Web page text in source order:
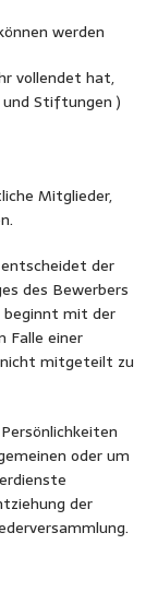
werden
vollendet hat,
und Stiftungen )
Mitglieder,
der
des Bewerbers
mit der
Falle einer
nicht mitgeteilt zu
oder um
der